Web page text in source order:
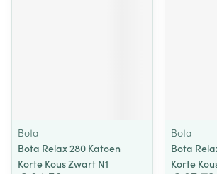
Bota
Bota Relax 280 Katoen
Korte Kous Zwart N1
Bota
Bota
Korte